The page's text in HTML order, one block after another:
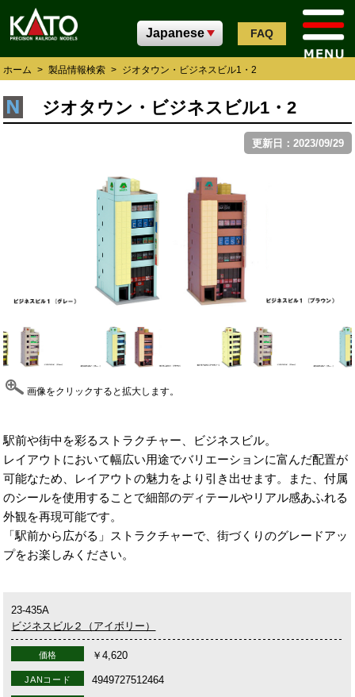
FAQ
ホーム > 製品情報検索 > ジオタウン・ビジネスビル1・2
ジオタウン・ビジネスビル1・2
更新日：2023/09/29
画像をクリックすると拡大します。
駅前や街中を彩るストラクチャー、ビジネスビル。
レイアウトにおいて幅広い用途でバリエーションに富んだ配置が
可能なため、レイアウトの魅力をより引き出せます。また、付属
のシールを使用することで細部のディテールやリアル感あふれる
外観を再現可能です。
「駅前から広がる」ストラクチャーで、街づくりのグレードアッ
プをお楽しみください。
23-435A
ビジネスビル２（アイボリー）
価格 ￥4,620
JANコード 4949727512464